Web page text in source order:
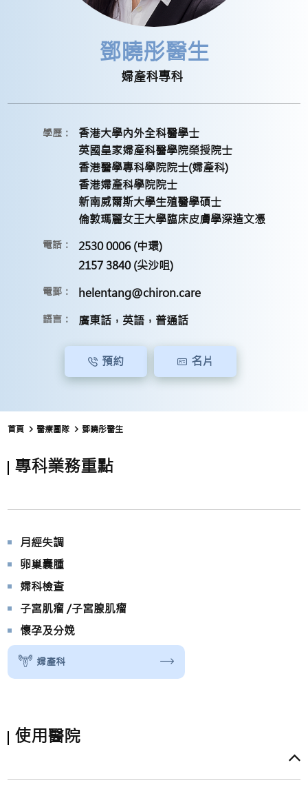
鄧曉彤醫生
婦產科專科
學歷：
香港大學內外全科醫學士
英國皇家婦產科醫學院榮授院士
香港醫學專科學院院士(婦產科)
香港婦產科學院院士
新南威爾斯大學生殖醫學碩士
倫敦瑪麗女王大學臨床皮膚學深造文憑
電話：
2530 0006 (中環)
2157 3840 (尖沙咀)
電郵： helentang@chiron.care
語言： 廣東話，英語，普通話
預約 名片
首頁 醫療團隊 鄧曉彤醫生
專科業務重點
月經失調
卵巢囊腫
婦科檢查
子宮肌瘤 /子宮腺肌瘤
懷孕及分娩
婦產科
使用醫院